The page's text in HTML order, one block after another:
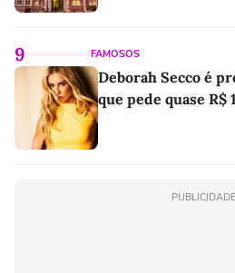
9 FAMOSOS
Deborah Secco é
que pede quase
PUBLICIDADE